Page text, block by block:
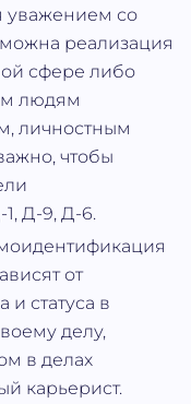
уважением со
реализация
сфере либо
людям
личностным
чтобы
1, Д-9, Д-6.
от
и статуса в
делу,
в делах
карьерист.